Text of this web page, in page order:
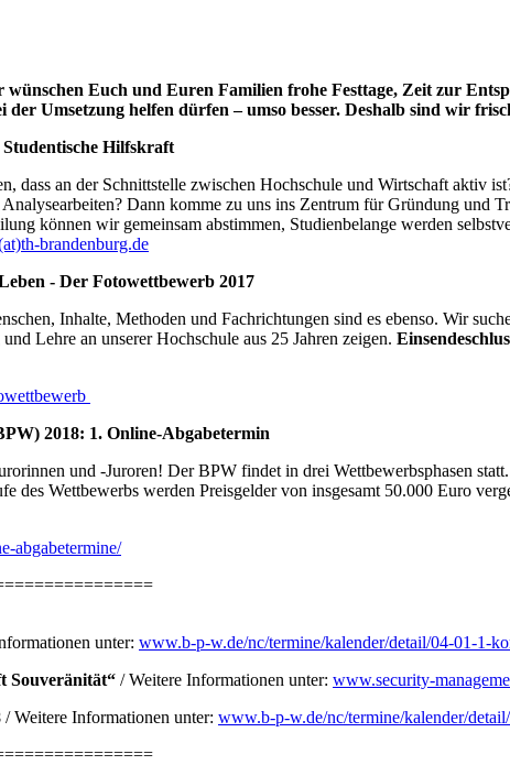
Euch und Euren Familien frohe Festtage, Zeit zur
Umsetzung helfen dürfen – umso besser. Deshalb sind wir
Studentische Hilfskraft
dass an der Schnittstelle zwischen Hochschule und Wirtschaft aktiv
Dann komme zu uns ins Zentrum für Gründung und
können wir gemeinsam abstimmen, Studienbelange werden
brandenburg.de
- Der Fotowettbewerb 2017
Inhalte, Methoden und Fachrichtungen sind es ebenso. Wir
Lehre an unserer Hochschule aus 25 Jahren zeigen.
2018: 1. Online-Abgabetermin
und -Juroren! Der BPW findet in drei Wettbewerbsphasen
des Wettbewerbs werden Preisgelder von insgesamt 50.000 Euro
abgabetermine/
unter: www.b-p-w.de/nc/termine/kalender/detail/04-01-1-
Souveränität“ / Weitere Informationen unter: www.security-
/ Weitere Informationen unter: www.b-p-w.de/nc/termine/kalender/